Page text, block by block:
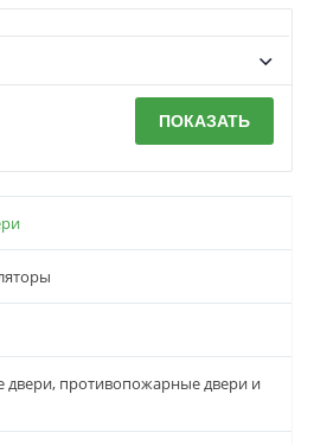
двери, противопожарные двери и